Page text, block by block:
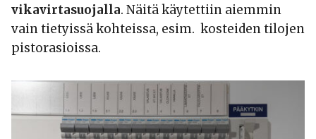
vikavirtasuojalla. Näitä käytettiin aiemmin
vain tietyissä kohteissa, esim. kosteiden tilojen
pistorasioissa.